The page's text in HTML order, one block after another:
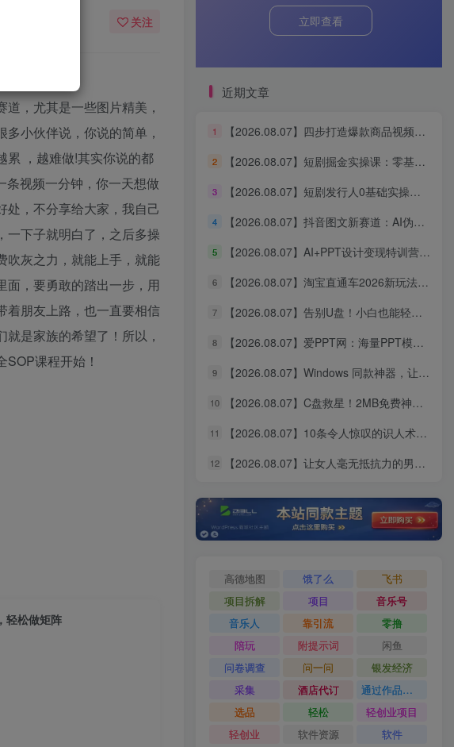
关注
，尤其是一些图片精美，
小伙伴说，你说的简单，
累 ，越难做!其实你说的都
视频一分钟，你一天想做
处，不分享给大家，我自己
一下子就明白了，之后多操
吹灰之力，就能上手，就能
面，要勇敢的踏出一步，用
着朋友上路，也一直要相信
是家族的希望了！所以，
课程开始！
轻松做矩阵
立即查看
近期文章
1 【2026.08.07】四步打造爆款商品视频！AI无线画布工作流，跨境电商轻松上手
2 【2026.08.07】短剧掘金实操课：零基础拆解爆款文案，全流程制作到变现一网打尽
3 【2026.08.07】短剧发行人0基础实操全攻略｜从账号定位、选剧剪辑到发布变现，一站式出单赚钱课
4 【2026.08.07】抖音图文新赛道：AI伪记录片掘金攻略，零基础轻松涨粉变现
5 【2026.08.07】AI+PPT设计变现特训营：接单派活，才华即刻折现，三大模块打通AI设计到接单赚钱的完整闭环
6 【2026.08.07】淘宝直通车2026新玩法：关键词矩阵引爆流量，多计划低价策略，新品爆款差异化实操指南
7 【2026.08.07】告别U盘！小白也能轻松重装Windows，CmzPrep_Rev2一键搞定，数据安全无忧
8 【2026.08.07】爱PPT网：海量PPT模板免费下，免登录秒取，每日更新超省心！
9 【2026.08.07】Windows 同款神器，让听歌秒变沉浸式现场！多平台歌单无缝播放，Mineradio 一用回不去
10 【2026.08.07】C盘救星！2MB免费神器，自动提醒清理，比官方更懂你的磁盘管家
11 【2026.08.07】10条令人惊叹的识人术，看透人心只需一眼！
12 【2026.08.07】让女人毫无抵抗力的男人，究竟赢在哪里？
高德地图 饿了么
飞书
项目拆解
项目
音乐号
音乐人
靠引流
零撸
陪玩
附提示词
闲鱼
问卷调查
问一问
银发经济
采集
酒店代订
通过作品流量
选品
轻松
轻创业项目
轻创业
软件资源
软件